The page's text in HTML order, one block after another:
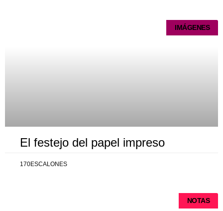
IMÁGENES
El festejo del papel impreso
170ESCALONES
NOTAS